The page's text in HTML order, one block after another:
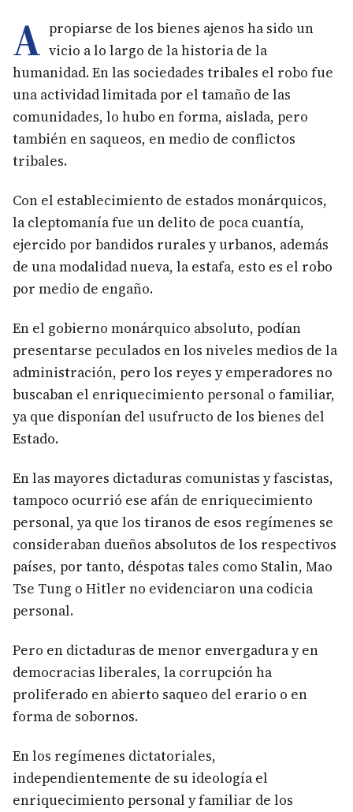
A propiarse de los bienes ajenos ha sido un
vicio a lo largo de la historia de la
humanidad. En las sociedades tribales el robo fue
una actividad limitada por el tamaño de las
comunidades, lo hubo en forma, aislada, pero
también en saqueos, en medio de conflictos
tribales.
Con el establecimiento de estados monárquicos,
la cleptomanía fue un delito de poca cuantía,
ejercido por bandidos rurales y urbanos, además
de una modalidad nueva, la estafa, esto es el robo
por medio de engaño.
En el gobierno monárquico absoluto, podían
presentarse peculados en los niveles medios de la
administración, pero los reyes y emperadores no
buscaban el enriquecimiento personal o familiar,
ya que disponían del usufructo de los bienes del
Estado.
En las mayores dictaduras comunistas y fascistas,
tampoco ocurrió ese afán de enriquecimiento
personal, ya que los tiranos de esos regímenes se
consideraban dueños absolutos de los respectivos
países, por tanto, déspotas tales como Stalin, Mao
Tse Tung o Hitler no evidenciaron una codicia
personal.
Pero en dictaduras de menor envergadura y en
democracias liberales, la corrupción ha
proliferado en abierto saqueo del erario o en
forma de sobornos.
En los regímenes dictatoriales,
independientemente de su ideología el
enriquecimiento personal y familiar de los